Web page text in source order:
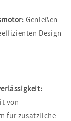
Genießen
Design
von
für zusätzliche